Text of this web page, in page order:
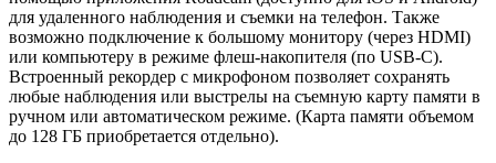
для удаленного наблюдения и съемки на телефон. Также
возможно подключение к большому монитору (через HDMI)
или компьютеру в режиме флеш-накопителя (по USB-C).
Встроенный рекордер с микрофоном позволяет сохранять
любые наблюдения или выстрелы на съемную карту памяти в
ручном или автоматическом режиме. (Карта памяти объемом
до 128 ГБ приобретается отдельно).